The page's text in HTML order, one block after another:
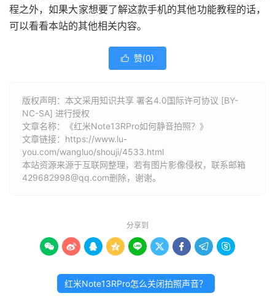
程之外，如果大家想要了解这款手机的其他功能教程的话，
可以看看本站的其他相关内容。
 赞(0)
版权声明：本文采用知识共享 署名4.0国际许可协议 [BY-
NC-SA] 进行授权
文章名称：《红米Note13RPro如何静音拍照？》
文章链接： https://www.lu-
you.com/wangluo/shouji/4533.html
本站资源来源于互联网整理，若有图片影像侵权，联系邮箱
429682998@qq.com删除，谢谢。
分享到
        
红米Note13RPro怎么关闭拍照声音？